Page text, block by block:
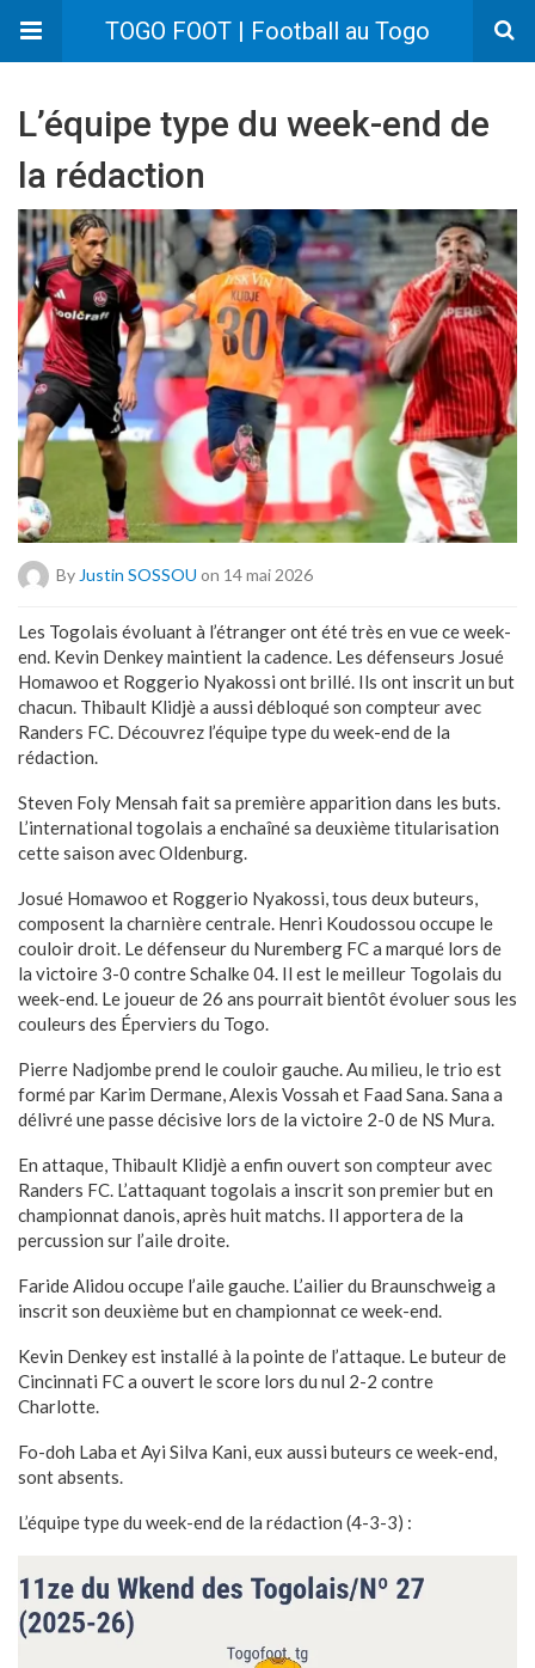
TOGO FOOT | Football au Togo
L’équipe type du week-end de
la rédaction
By Justin SOSSOU on 14 mai 2026
Les Togolais évoluant à l’étranger ont été très en vue ce week-
end. Kevin Denkey maintient la cadence. Les défenseurs Josué
Homawoo et Roggerio Nyakossi ont brillé. Ils ont inscrit un but
chacun. Thibault Klidjè a aussi débloqué son compteur avec
Randers FC. Découvrez l’équipe type du week-end de la
rédaction.
Steven Foly Mensah fait sa première apparition dans les buts.
L’international togolais a enchaîné sa deuxième titularisation
cette saison avec Oldenburg.
Josué Homawoo et Roggerio Nyakossi, tous deux buteurs,
composent la charnière centrale. Henri Koudossou occupe le
couloir droit. Le défenseur du Nuremberg FC a marqué lors de
la victoire 3-0 contre Schalke 04. Il est le meilleur Togolais du
week-end. Le joueur de 26 ans pourrait bientôt évoluer sous les
couleurs des Éperviers du Togo.
Pierre Nadjombe prend le couloir gauche. Au milieu, le trio est
formé par Karim Dermane, Alexis Vossah et Faad Sana. Sana a
délivré une passe décisive lors de la victoire 2-0 de NS Mura.
En attaque, Thibault Klidjè a enfin ouvert son compteur avec
Randers FC. L’attaquant togolais a inscrit son premier but en
championnat danois, après huit matchs. Il apportera de la
percussion sur l’aile droite.
Faride Alidou occupe l’aile gauche. L’ailier du Braunschweig a
inscrit son deuxième but en championnat ce week-end.
Kevin Denkey est installé à la pointe de l’attaque. Le buteur de
Cincinnati FC a ouvert le score lors du nul 2-2 contre
Charlotte.
Fo-doh Laba et Ayi Silva Kani, eux aussi buteurs ce week-end,
sont absents.
L’équipe type du week-end de la rédaction (4-3-3) :